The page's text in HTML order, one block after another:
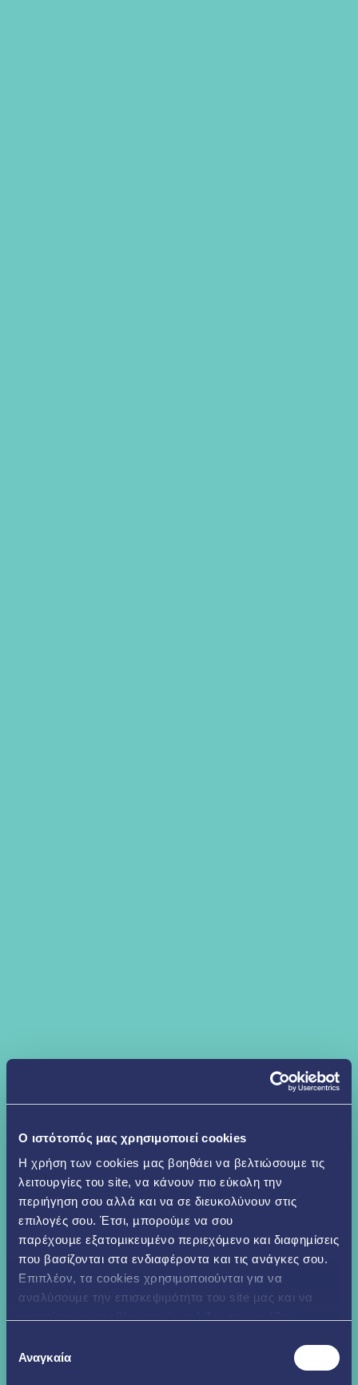
O ιστότοπός μας χρησιμοποιεί cookies
Η χρήση των cookies µας βοηθάει να βελτιώσουµε τις
λειτουργίες του site, να κάνουν πιο εύκολη την
περιήγηση σου αλλά και να σε διευκολύνουν στις
επιλογές σου. Έτσι, µπορούµε να σου
παρέχουµε εξατοµικευµένο περιεχόµενο και διαφηµίσεις
που βασίζονται στα ενδιαφέροντα και τις ανάγκες σου.
Επιπλέον, τα cookies χρησιµοποιούνται για να
αναλύσουµε την επισκεψιµότητα του site µας και να
συγκατάθεσης
Αναγκαία